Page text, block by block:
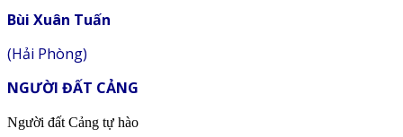
Bùi Xuân Tuấn
(Hải Phòng)
NGƯỜI ĐẤT CẢNG
Người đất Cảng tự hào